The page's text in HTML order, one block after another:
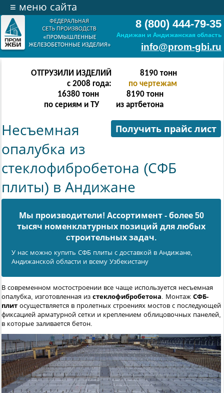
8 (800) 444-79-35
Андижан и Андижанская область
info@prom-gbi.ru
≡ меню сайта
ОТГРУЗИЛИ ИЗДЕЛИЙ
с 2008 года:
32766тонн
по чертежам
65532 тонн
по сериям и ТУ
32766 тонн
из артбетона
Получить прайс лист
Несъемная
опалубка из
стеклофибробетона (СФБ
плиты) в Андижане
Мы производители! Ассортимент - более 50
тысяч номенклатурных позиций для любых
cтроительных задач.
У нас можно купить СФБ плиты с доставкой в Андижанe,
Андижанской области и всему Узбекистану
В современном мостостроении все чаще используется несъемная
опалубка, изготовленная из стеклофибробетона. Монтаж СФБ-
плит осуществляется в пролетных строениях мостов с последующей
фиксацией арматурной сетки и креплением облицовочных панелей,
в которые заливается бетон.